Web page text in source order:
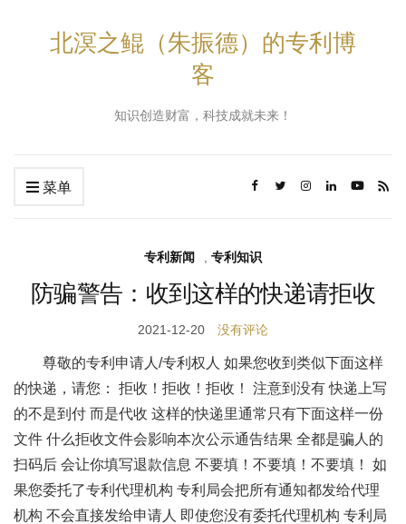
北溟之鲲（朱振德）的专利博
客
知识创造财富，科技成就未来！
菜单
专利新闻 专利知识
防骗警告：收到这样的快递请拒收
2021-12-20 没有评论
尊敬的专利申请人/专利权人 如果您收到类似下面这样
的快递，请您： 拒收！拒收！拒收！ 注意到没有 快递上写
的不是到付 而是代收 这样的快递里通常只有下面这样一份
文件 什么拒收文件会影响本次公示通告结果 全都是骗人的
扫码后 会让你填写退款信息 不要填！不要填！不要填！ 如
果您委托了专利代理机构 专利局会把所有通知都发给代理
机构 不会直接发给申请人 即使您没有委托代理机构 专利局